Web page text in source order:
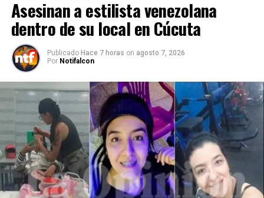
Asesinan a estilista venezolana
dentro de su local en Cúcuta
Publicado Hace 7 horas on agosto 7, 2026
Por Notifalcon